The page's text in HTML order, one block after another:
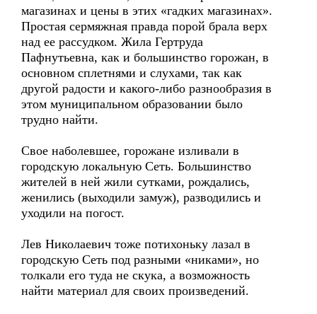
магазинах и цены в этих «гадких магазинах».
Простая сермяжная правда порой брала верх
над ее рассудком. Жила Гертруда
Пафнутьевна, как и большинство горожан, в
основном сплетнями и слухами, так как
другой радости и какого-либо разнообразия в
этом муниципальном образовании было
трудно найти.
Свое наболевшее, горожане изливали в
городскую локальную Сеть. Большинство
жителей в ней жили сутками, рождались,
женились (выходили замуж), разводились и
уходили на погост.
Лев Николаевич тоже потихоньку лазал в
городскую Сеть под разными «никами», но
толкали его туда не скука, а возможность
найти материал для своих произведений.